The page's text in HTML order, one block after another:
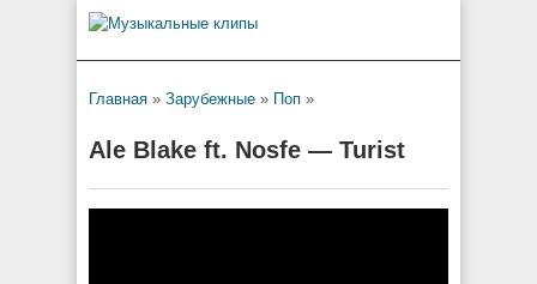
Главная » Зарубежные » Поп »
Ale Blake ft. Nosfe — Turist